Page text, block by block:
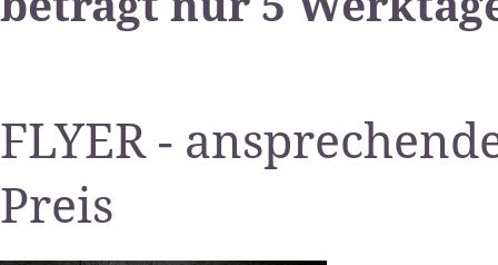
FLYER -
Preis